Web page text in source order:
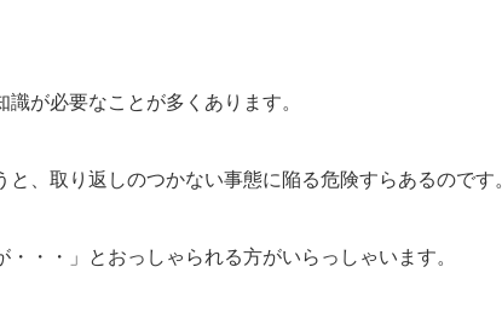
が必要なことが多くあります。
、取り返しのつかない事態に陥る危険すらあるのです。
・・」とおっしゃられる方がいらっしゃいます。